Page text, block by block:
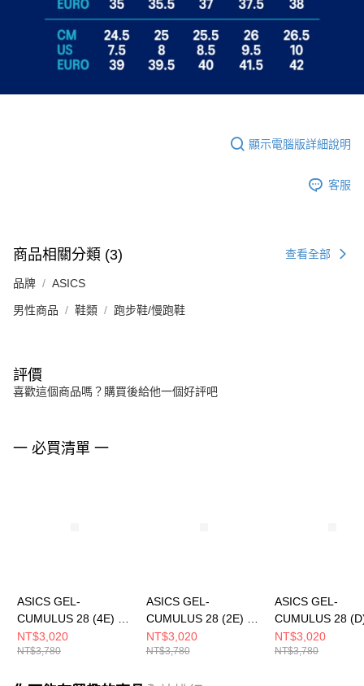
顯示電腦版詳細說明
客服
商品相關分類 (3) 查看全部
品牌 ASICS
男性商品 鞋類 跑步鞋/慢跑鞋
評價
喜歡這個商品嗎？購買後給他一個好評吧
一 必買清單 一
ASICS GEL-
CUMULUS 28 (4E) 男
跑步鞋 1011C146002
NT$3,020
NT$3,780
ASICS GEL-
CUMULUS 28 (2E) 男
跑步鞋 1011C147402
NT$3,020
NT$3,780
ASICS GEL-
CUMULUS 28
跑步鞋
NT$3,020
NT$3,780